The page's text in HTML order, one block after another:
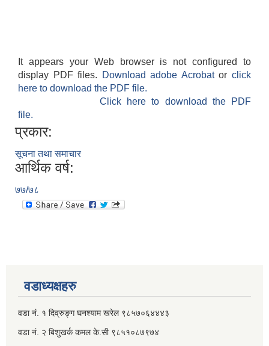
It appears your Web browser is not configured to
display PDF files.
Download adobe Acrobatorclick
here to download the PDF file.
Click here to download the PDF
file.
प्रकार:
सूचना तथा समाचार
आर्थिक वर्ष:
७७/७८
वडाध्यक्षहरु
वडा नं. १ दिव्रुङ्ग घनश्याम खरेल ९८५७०६४४४३
वडा नं. २ ‌‍बिशुखर्क कमल के.सी ९८५१०८७९७४